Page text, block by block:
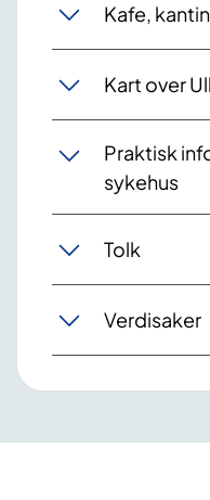
Kafe,
Kart over
Praktisk
sykehus
Tolk
Verdisaker